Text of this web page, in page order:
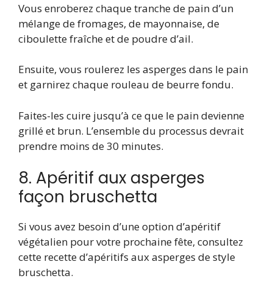
Vous enroberez chaque tranche de pain d’un
mélange de fromages, de mayonnaise, de
ciboulette fraîche et de poudre d’ail.
Ensuite, vous roulerez les asperges dans le pain
et garnirez chaque rouleau de beurre fondu.
Faites-les cuire jusqu’à ce que le pain devienne
grillé et brun. L’ensemble du processus devrait
prendre moins de 30 minutes.
8. Apéritif aux asperges
façon bruschetta
Si vous avez besoin d’une option d’apéritif
végétalien pour votre prochaine fête, consultez
cette recette d’apéritifs aux asperges de style
bruschetta.